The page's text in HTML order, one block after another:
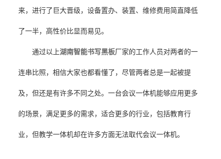
来，进行了巨大晋级，设备置办、装置、维修费用简直降低
了一半，高性价比显而易见。
通过以上湖南智能书写黑板厂家的工作人员对两者的一
连串比照，相信大家也都看懂了，尽管两者总是一起被提
及，但还是有许多不同之处。一台会议一体机能够应用更多
的场景，满足更多的需求，适合更多的行业，包括教育行
业，但教学一体机却在许多方面无法取代会议一体机。